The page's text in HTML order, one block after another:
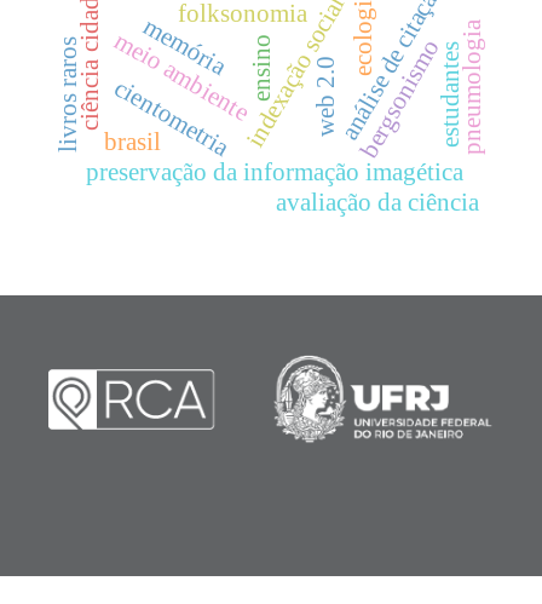
memória indexação social
folksonomia
preservação da informação imagética
web 2.0análise de citação
cientometria pneumologia
avaliação da ciência
ciência cidadãmeio ambiente ecologia
bergsonismo
ensino estudantes
brasil
livros raros